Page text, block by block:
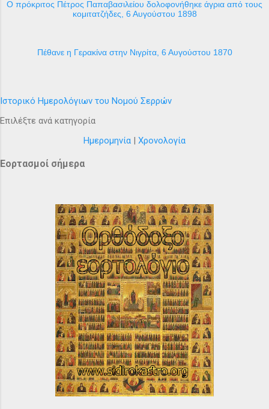
Ο πρόκριτος Πέτρος Παπαβασιλείου δολοφονήθηκε άγρια από τους
κομιτατζήδες, 6 Αυγούστου 1898
Πέθανε η Γερακίνα στην Νιγρίτα, 6 Αυγούστου 1870
Ιστορικό Ημερολόγιων του Νομού Σερρών
Επιλέξτε ανά κατηγορία
Ημερομηνία | Χρονολογία
Εορτασμοί σήμερα